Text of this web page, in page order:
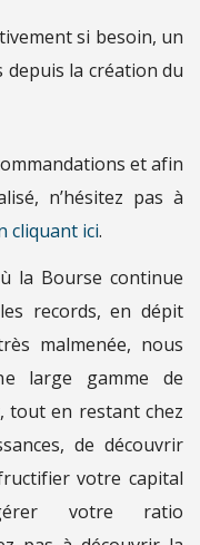
si besoin, un
la création du
et afin
n’hésitez pas à
cliquant ici.
la Bourse continue
records, en dépit
malmenée, nous
large gamme de
tout en restant chez
de découvrir
votre capital
votre ratio